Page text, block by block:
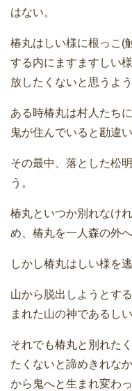
はない。
椿丸はしい様に根っこ(
する内にますますしい
放したくないと思うよう
ある時椿丸は村人たち
鬼が住んでいると勘違
その最中、落とした松
う。
椿丸といつか別れなけ
め、椿丸を一人森の外へ
しかし椿丸はしい様を
山から脱出しようとす
まれた山の神であるし
それでも椿丸と別れた
たくないと諦めきれな
から鬼へと生まれ変わっ